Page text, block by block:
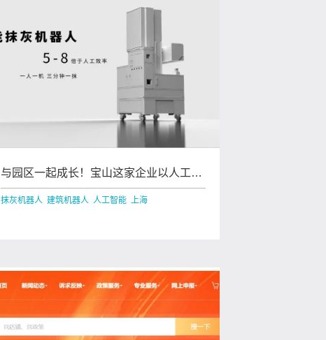
与园区一起成长！宝山这家企业以人工智
能赋能传统建筑业
抹灰机器人 建筑机器人 人工智能 上海